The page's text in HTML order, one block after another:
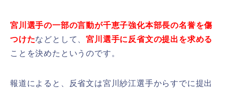
宮川選手の一部の言動が千恵子強化本部長の名誉を傷
つけたなどとして、宮川選手に反省文の提出を求める
ことを決めたというのです。
報道によると、反省文は宮川紗江選手からすでに提出